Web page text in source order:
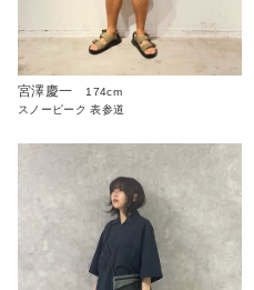
宮澤慶一
174cm
スノーピーク 表参道